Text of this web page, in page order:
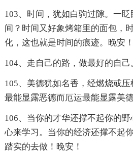
103、时间，犹如白驹过隙。一
间？时间又好象烤箱里的面包，
化，这也就是时间的痕迹。晚安！
104、走自己的路，做最好的自己
105、美德犹如名香，经燃烧或
最能显露恶德而厄运最能显露美
106、当你的才华还撑不起你的
心来学习。当你的经济还撑不起
踏实的去做！晚安！